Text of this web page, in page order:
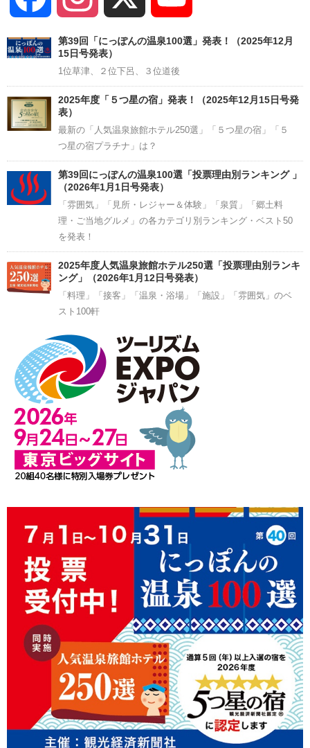
Channel
第39回「にっぽんの温泉100選」発表！（2025年12月
15日号発表）
1位草津、２位下呂、３位道後
2025年度「５つ星の宿」発表！（2025年12月15日号発
表）
最新の「人気温泉旅館ホテル250選」「５つ星の宿」「５
つ星の宿プラチナ」は？
第39回にっぽんの温泉100選「投票理由別ランキング 」
（2026年1月1日号発表）
「雰囲気」「見所・レジャー＆体験」「泉質」「郷土料
理・ご当地グルメ」の各カテゴリ別ランキング・ベスト50
を発表！
2025年度人気温泉旅館ホテル250選「投票理由別ランキ
ング」（2026年1月12日号発表）
「料理」「接客」「温泉・浴場」「施設」「雰囲気」のベ
スト100軒